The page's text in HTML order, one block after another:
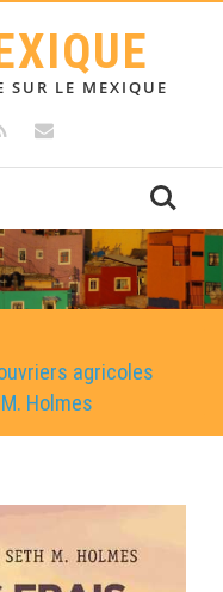
SUR LE MEXIQUE
agricoles
Holmes